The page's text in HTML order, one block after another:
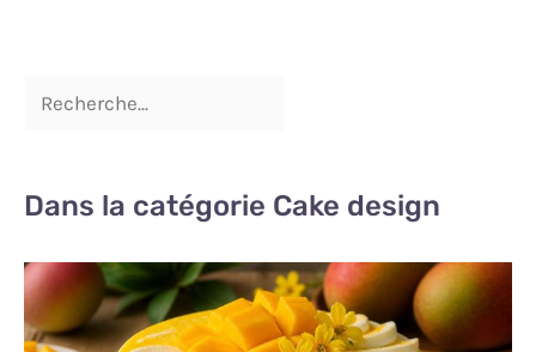
Dans la catégorie Cake design